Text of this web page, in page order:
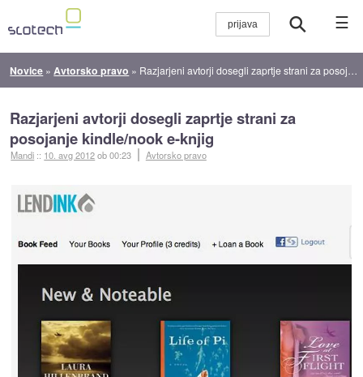
☰
Novice » Avtorsko pravo » Razjarjeni avtorji dosegli zaprtje strani za posojanje kindle/nook e-knjig
Razjarjeni avtorji dosegli zaprtje strani za
posojanje kindle/nook e-knjig
Mandi :: 10. avg 2012ob 00:23 Avtorsko pravo